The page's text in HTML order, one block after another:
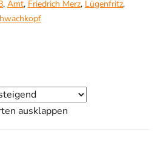
, Amt, Friedrich Merz, Lügenfritz,
ausklappen